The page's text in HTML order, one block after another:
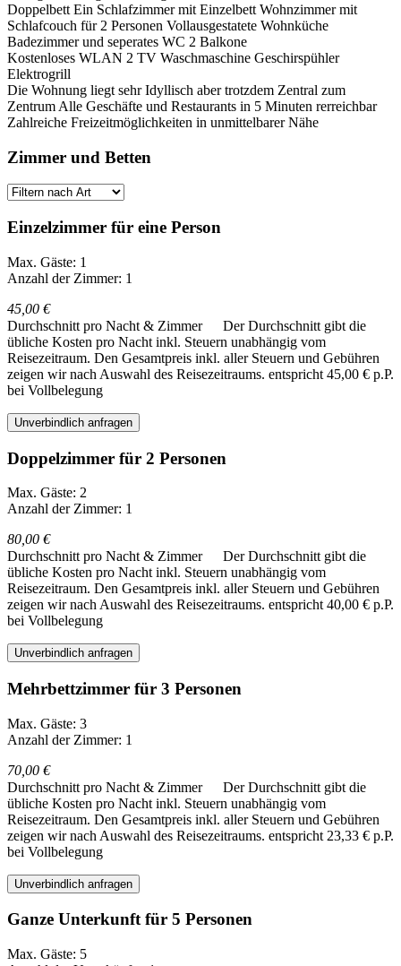
Doppelbett Ein Schlafzimmer mit Einzelbett Wohnzimmer mit
Schlafcouch für 2 Personen Vollausgestatete Wohnküche
Badezimmer und seperates WC 2 Balkone
Kostenloses WLAN 2 TV Waschmaschine Geschirspühler
Elektrogrill
Die Wohnung liegt sehr Idyllisch aber trotzdem Zentral zum
Zentrum Alle Geschäfte und Restaurants in 5 Minuten rerreichbar
Zahlreiche Freizeitmöglichkeiten in unmittelbarer Nähe
Zimmer und Betten
Einzelzimmer für eine Person
Max. Gäste: 1
Anzahl der Zimmer: 1
45,00 €
Durchschnitt pro Nacht & Zimmer
Der Durchschnitt gibt die
übliche Kosten pro Nacht inkl. Steuern unabhängig vom
Reisezeitraum. Den Gesamtpreis inkl. aller Steuern und Gebühren
zeigen wir nach Auswahl des Reisezeitraums. entspricht 45,00 € p.P.
bei Vollbelegung
Unverbindlich anfragen
Doppelzimmer für 2 Personen
Max. Gäste: 2
Anzahl der Zimmer: 1
80,00 €
Durchschnitt pro Nacht & Zimmer
Der Durchschnitt gibt die
übliche Kosten pro Nacht inkl. Steuern unabhängig vom
Reisezeitraum. Den Gesamtpreis inkl. aller Steuern und Gebühren
zeigen wir nach Auswahl des Reisezeitraums. entspricht 40,00 € p.P.
bei Vollbelegung
Unverbindlich anfragen
Mehrbettzimmer für 3 Personen
Max. Gäste: 3
Anzahl der Zimmer: 1
70,00 €
Durchschnitt pro Nacht & Zimmer
Der Durchschnitt gibt die
übliche Kosten pro Nacht inkl. Steuern unabhängig vom
Reisezeitraum. Den Gesamtpreis inkl. aller Steuern und Gebühren
zeigen wir nach Auswahl des Reisezeitraums. entspricht 23,33 € p.P.
bei Vollbelegung
Unverbindlich anfragen
Ganze Unterkunft für 5 Personen
Max. Gäste: 5